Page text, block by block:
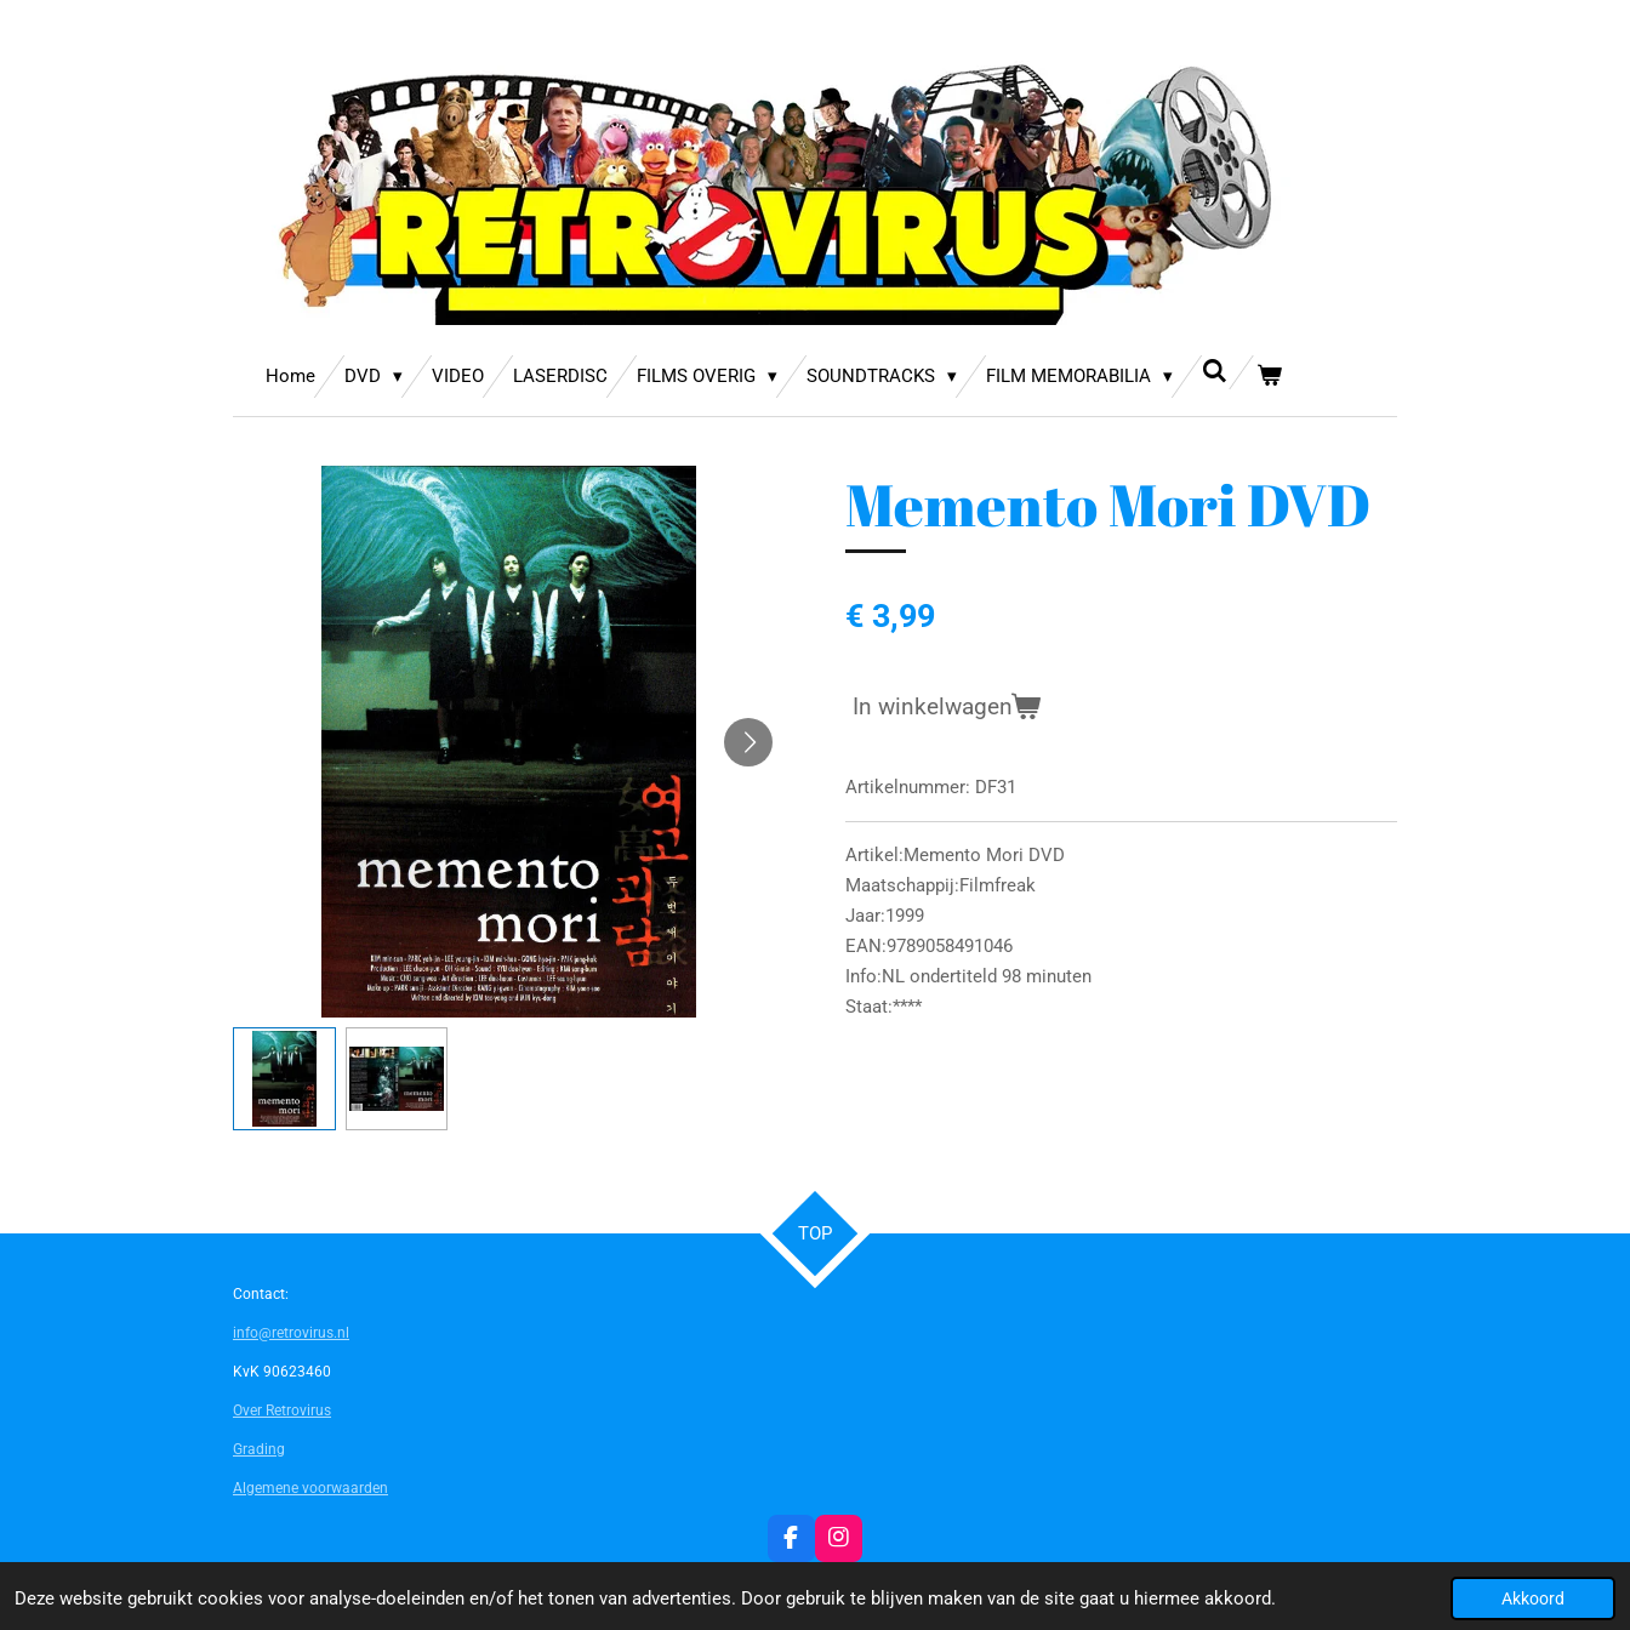
Deze website gebruikt cookies voor analyse-doeleinden en/of het tonen van advertenties. Door gebruik te blijven maken van de site gaat u hiermee akkoord. Akkoord
Home DVD VIDEO LASERDISC FILMS OVERIG SOUNDTRACKS FILM MEMORABILIA
Memento Mori DVD
€ 3,99
In winkelwagen
Artikelnummer: DF31
Artikel:Memento Mori DVD
Maatschappij:Filmfreak
Jaar:1999
EAN:9789058491046
Info:NL ondertiteld 98 minuten
Staat:****
TOP
Contact:
info@retrovirus.nl
KvK 90623460
Over Retrovirus
Grading
Algemene voorwaarden
F
a
c
e
I
n
s